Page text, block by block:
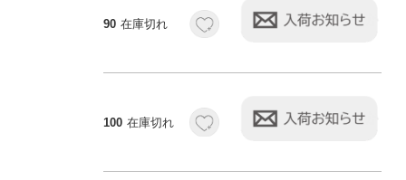
90 在庫切れ
100 在庫切れ